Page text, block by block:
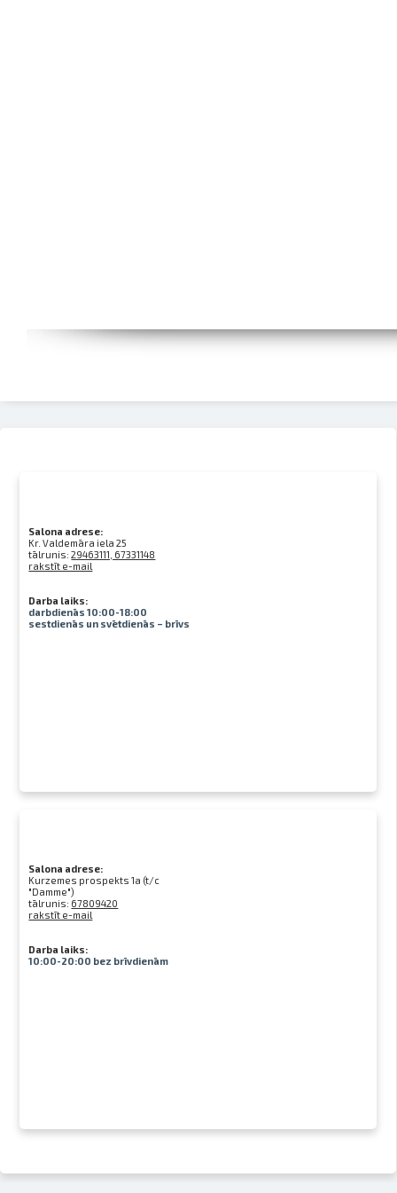
Salona adrese:
Kr. Valdemāra iela 25
tālrunis:29463111, 67331148
rakstīt e-mail
Darba laiks:
darbdienās 10:00-18:00
sestdienās un svētdienās – brīvs
Salona adrese:
Kurzemes prospekts 1a (t/c
"Damme")
tālrunis: 67809420
rakstīt e-mail
Darba laiks:
10:00-20:00 bez brīvdienām